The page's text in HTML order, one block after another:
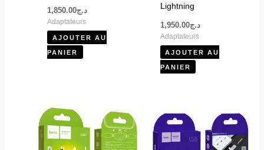
د.ج1,850.00
Adaptateurs
AJOUTER AU
PANIER
Lightning
د.ج1,950.00
Adaptateurs
AJOUTER AU
PANIER